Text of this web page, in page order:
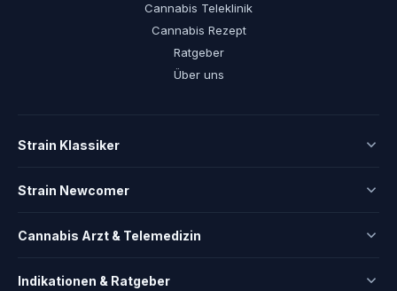
Cannabis Teleklinik
Cannabis Rezept
Ratgeber
Über uns
Strain Klassiker
Strain Newcomer
Cannabis Arzt & Telemedizin
Indikationen & Ratgeber